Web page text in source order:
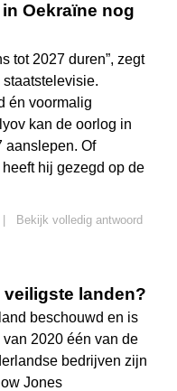
Oekraïne nog
tot 2027 duren”, zegt
én voormalig
kan de oorlog in
aanslepen. Of
hij gezegd op de
Bekijk volledig antwoord
veiligste landen?
beschouwd en is
2020 één van de
bedrijven zijn
Jones